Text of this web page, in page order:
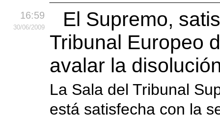
16:59
30/06/2009
El Supremo,
Tribunal Europeo
avalar la
La Sala del Tribunal
está satisfecha con la